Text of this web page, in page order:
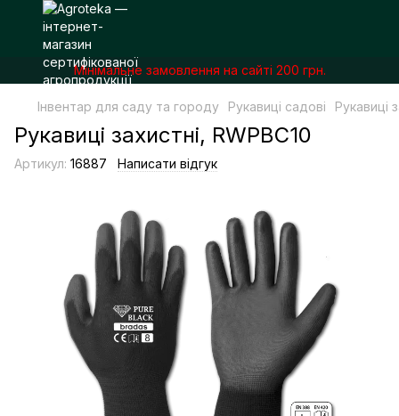
Мінімальне замовлення на сайті 200 грн.
Інвентар для саду та городу Рукавиці садові Рукавиці
Рукавиці захистні, RWPBC10
Артикул: 16887 Написати відгук